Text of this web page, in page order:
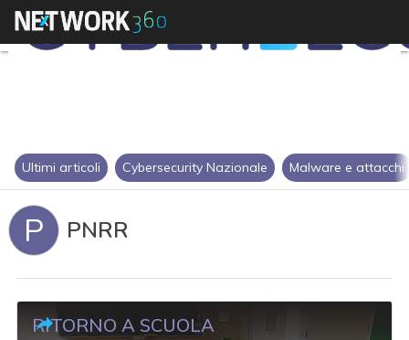
Ultimi articoli Cybersecurity Nazionale Malware e attacchi
P PNRR
RITORNO A SCUOLA